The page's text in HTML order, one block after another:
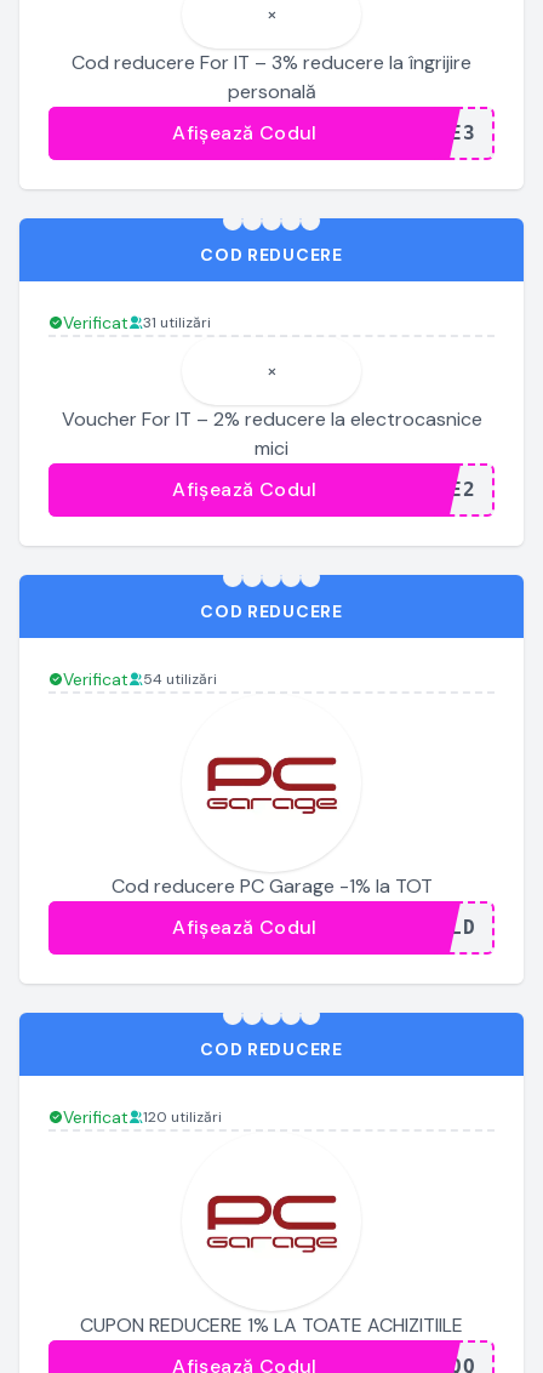
×
Cod reducere For IT – 3% reducere la îngrijire
personală
...RE3
Afișează Codul
COD REDUCERE
Verificat 31 utilizări
×
Voucher For IT – 2% reducere la electrocasnice
mici
...CE2
Afișează Codul
COD REDUCERE
Verificat 54 utilizări
Cod reducere PC Garage -1% la TOT
...SLD
Afișează Codul
COD REDUCERE
Verificat 120 utilizări
CUPON REDUCERE 1% LA TOATE ACHIZITIILE
...VQQ
Afișează Codul